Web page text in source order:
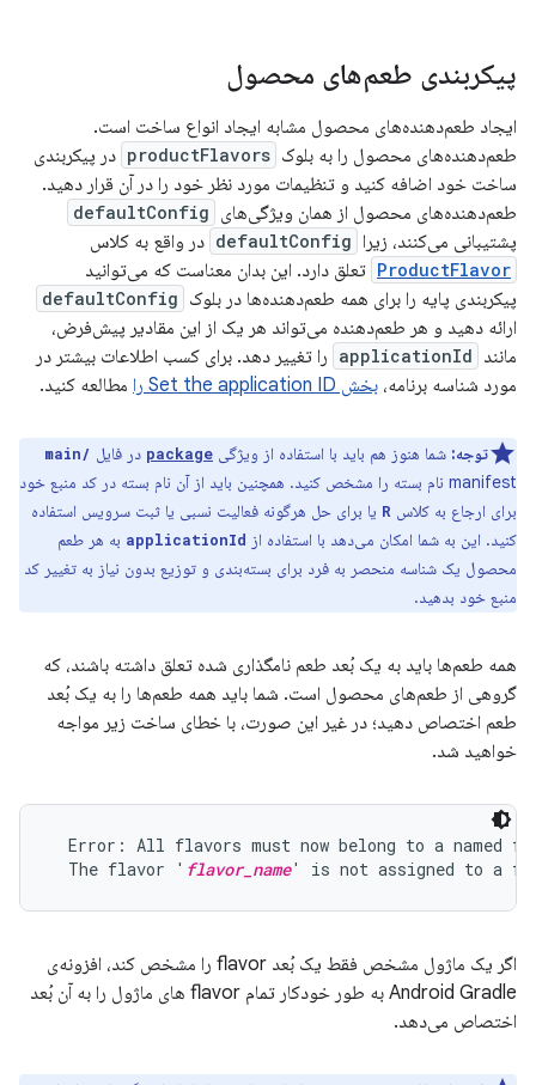
پیکربندی طعم‌های محصول
ایجاد طعم‌دهنده‌های محصول مشابه ایجاد انواع ساخت است.
طعم‌دهنده‌های محصول را به بلوک productFlavors در پیکربندی
ساخت خود اضافه کنید و تنظیمات مورد نظر خود را در آن قرار دهید.
طعم‌دهنده‌های محصول از همان ویژگی‌های defaultConfig
پشتیبانی می‌کنند، زیرا defaultConfig در واقع به کلاس
ProductFlavor تعلق دارد. این بدان معناست که می‌توانید
پیکربندی پایه را برای همه طعم‌دهنده‌ها در بلوک defaultConfig
ارائه دهید و هر طعم‌دهنده می‌تواند هر یک از این مقادیر پیش‌فرض،
مانند applicationId را تغییر دهد. برای کسب اطلاعات بیشتر در
مورد شناسه برنامه، بخش Set the application ID را مطالعه کنید.
توجه: شما هنوز هم باید با استفاده از ویژگی package در فایل main/
manifest نام بسته را مشخص کنید. همچنین باید از آن نام بسته در کد منبع خود
برای ارجاع به کلاس R یا برای حل هرگونه فعالیت نسبی یا ثبت سرویس استفاده
کنید. این به شما امکان می‌دهد با استفاده از applicationId به هر طعم
محصول یک شناسه منحصر به فرد برای بسته‌بندی و توزیع بدون نیاز به تغییر کد
منبع خود بدهید.
همه طعم‌ها باید به یک بُعد طعم نامگذاری شده تعلق داشته باشند، که
گروهی از طعم‌های محصول است. شما باید همه طعم‌ها را به یک بُعد
طعم اختصاص دهید؛ در غیر این صورت، با خطای ساخت زیر مواجه
خواهید شد.
Error: All flavors must now belong to a named
  The flavor '
flavor_name
اگر یک ماژول مشخص فقط یک بُعد flavor را مشخص کند، افزونه‌ی
Android Gradle به طور خودکار تمام flavor های ماژول را به آن بُعد
اختصاص می‌دهد.